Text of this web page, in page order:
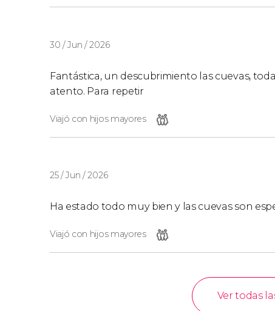
30 / Jun / 2026
Fantástica, un descubrimiento las cuevas,
atento. Para repetir
Viajó con hijos mayores
25 / Jun / 2026
Ha estado todo muy bien y las cuevas son
Viajó con hijos mayores
Ver todas